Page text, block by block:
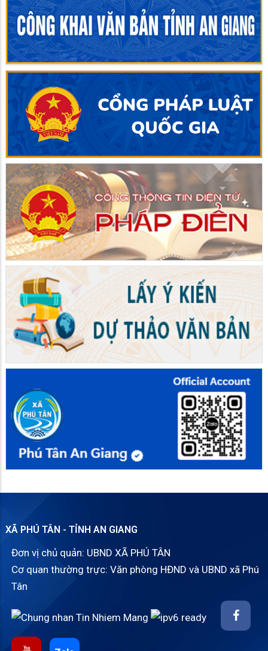
XÃ PHÚ TÂN - TỈNH AN GIANG
Đơn vị chủ quản: UBND XÃ PHÚ TÂN
Cơ quan thường trực: Văn phòng HĐND và UBND xã Phú
Tân